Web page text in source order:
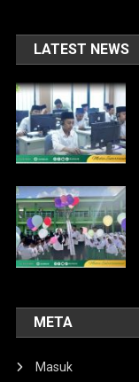
LATEST NEWS
META
Masuk